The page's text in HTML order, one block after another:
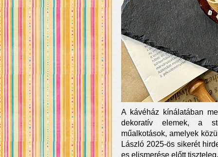
A kávéház kínálatában
dekoratív elemek, a
műalkotások, amelyek
László 2025-ös sikerét
es elismerése előtt tiszteleg.